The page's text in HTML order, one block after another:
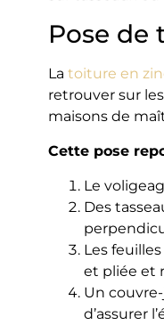
Pose de
La toiture en
retrouver sur
maisons de
Cette pose
Le
Des
Les
et pliée et
Un
d’assurer